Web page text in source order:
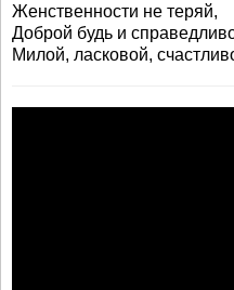
Женственности не теряй,
Доброй будь и
Милой, ласковой,